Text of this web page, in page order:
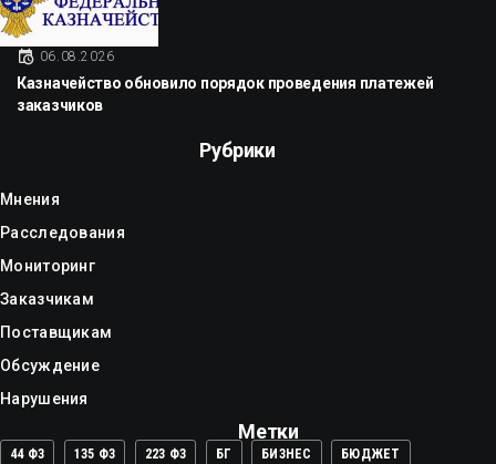
06.08.2026
Казначейство обновило порядок проведения платежей
заказчиков
Рубрики
Мнения
Расследования
Мониторинг
Заказчикам
Поставщикам
Обсуждение
Нарушения
Метки
44 ФЗ 135 ФЗ 223 ФЗ БГ БИЗНЕС БЮДЖЕТ